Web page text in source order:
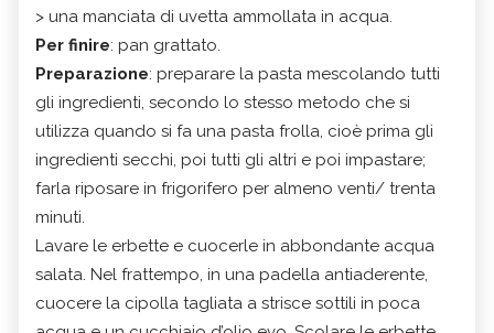
> una manciata di uvetta ammollata in acqua.
Per finire: pan grattato.
Preparazione: preparare la pasta mescolando tutti
gli ingredienti, secondo lo stesso metodo che si
utilizza quando si fa una pasta frolla, cioè prima gli
ingredienti secchi, poi tutti gli altri e poi impastare;
farla riposare in frigorifero per almeno venti/ trenta
minuti.
Lavare le erbette e cuocerle in abbondante acqua
salata. Nel frattempo, in una padella antiaderente,
cuocere la cipolla tagliata a strisce sottili in poca